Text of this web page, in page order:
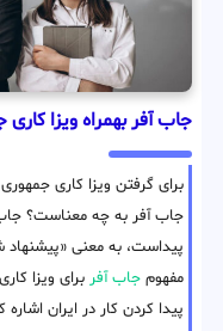
جاب آفر بهمراه ویزا
برای گرفتن ویزا کاری جمهوری
پیداست، به معنی
مفهوم جاب آفر برای ویزا
پیدا کردن کار در ایران اشاره